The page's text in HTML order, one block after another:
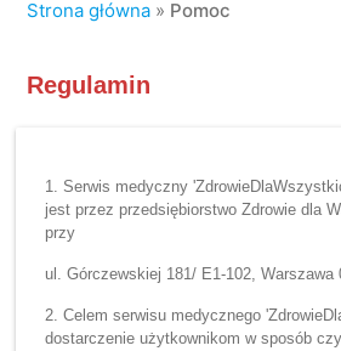
Strona główna » Pomoc
Regulamin
1. Serwis medyczny
jest przez przedsiębiorstwo Zdrowie dla
przy
ul. Górczewskiej 181/ E1-102, Warszawa
2. Celem serwisu medycznego
dostarczenie użytkownikom w sposób